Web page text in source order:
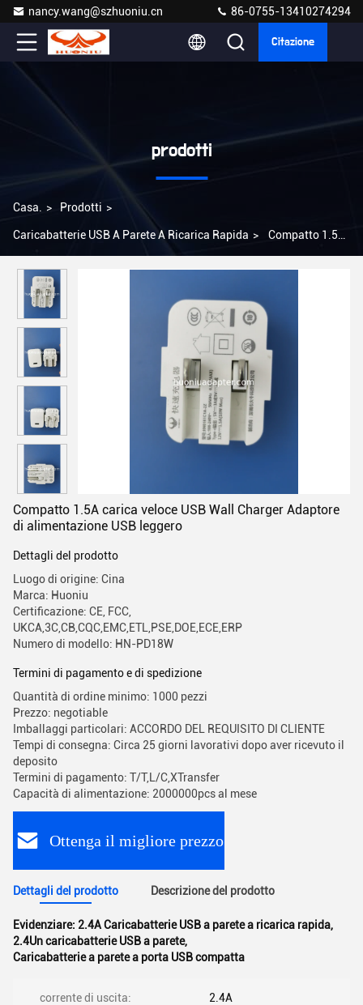
nancy.wang@szhuoniu.cn 86-0755-13410274294
Citazione
prodotti
Casa. > Prodotti >
Caricabatterie USB A Parete A Ricarica Rapida > Compatto 1.5A
leggero
Compatto 1.5A carica veloce USB Wall Charger Adaptore
di alimentazione USB leggero
Dettagli del prodotto
Luogo di origine: Cina
Marca: Huoniu
Certificazione: CE, FCC,
UKCA,3C,CB,CQC,EMC,ETL,PSE,DOE,ECE,ERP
Numero di modello: HN-PD18W
Termini di pagamento e di spedizione
Quantità di ordine minimo: 1000 pezzi
Prezzo: negotiable
Imballaggi particolari: ACCORDO DEL REQUISITO DI CLIENTE
Tempi di consegna: Circa 25 giorni lavorativi dopo aver ricevuto il
deposito
Termini di pagamento: T/T,L/C,XTransfer
Capacità di alimentazione: 2000000pcs al mese
Ottenga il migliore prezzo
Dettagli del prodotto Descrizione del prodotto
Evidenziare: 2.4A Caricabatterie USB a parete a ricarica rapida,
2.4Un caricabatterie USB a parete,
Caricabatterie a parete a porta USB compatta
corrente di uscita: 2.4A